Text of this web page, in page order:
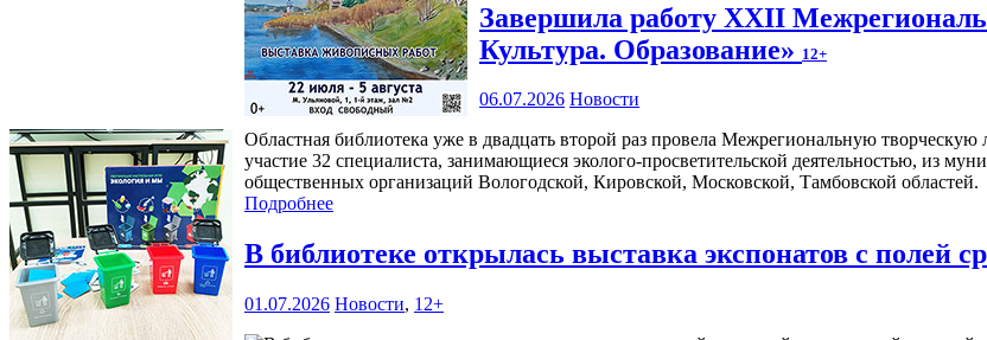
Завершила работу XXII
Культура. Образование» 12+
06.07.2026 Новости
Областная библиотека уже в двадцать второй раз провела Межрегиональную
участие 32 специалиста, занимающиеся эколого-просветительской деятельностью, из
общественных организаций Вологодской, Кировской, Московской, Тамбовской областей.
Подробнее
В библиотеке открылась выставка экспонатов с полей
01.07.2026 Новости, 12+